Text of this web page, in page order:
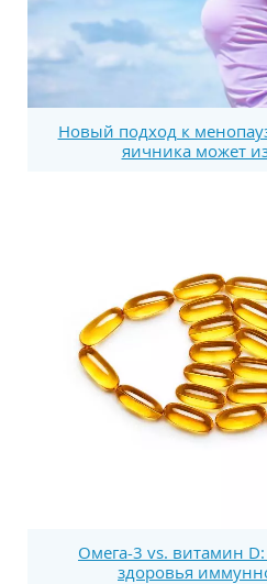
Новый подход к
яичника может
Омега-3 vs. витамин
здоровья